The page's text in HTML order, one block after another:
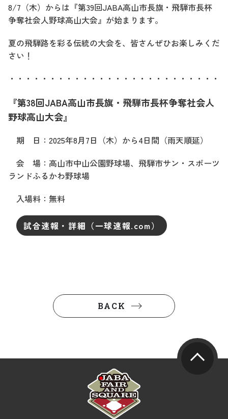
8/7（木）からは『第39回JABA高山市長旗・飛騨市長杯
争奪社会人野球高山大会』が始まります。
夏の飛騨路を彩る伝統の大会を、皆さんぜひお楽しみくだ
さい！
・・・・・・・・・・・・・・・・・・・・・・・・・・
『第38回JABA高山市長旗・飛騨市長杯争奪社会人
野球高山大会』
期 日：2025年8月7日（木）から4日間（雨天順延）
会 場：高山市中山公園野球場、飛騨市サン・スポーツ
ランドふるかわ野球場
入場料：無料
試合速報・詳細（一球速報.com）
BACK